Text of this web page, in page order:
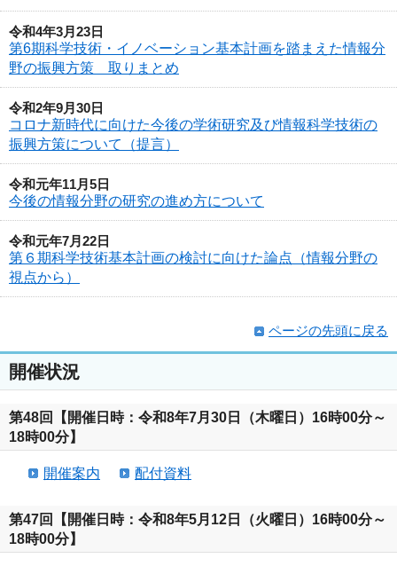
令和4年3月23日
第6期科学技術・イノベーション基本計画を踏まえた情報分
野の振興方策 取りまとめ
令和2年9月30日
コロナ新時代に向けた今後の学術研究及び情報科学技術の
振興方策について（提言）
令和元年11月5日
今後の情報分野の研究の進め方について
令和元年7月22日
第６期科学技術基本計画の検討に向けた論点（情報分野の
視点から）
ページの先頭に戻る
開催状況
第48回【開催日時：令和8年7月30日（木曜日）16時00分～
18時00分】
開催案内 配付資料
第47回【開催日時：令和8年5月12日（火曜日）16時00分～
18時00分】